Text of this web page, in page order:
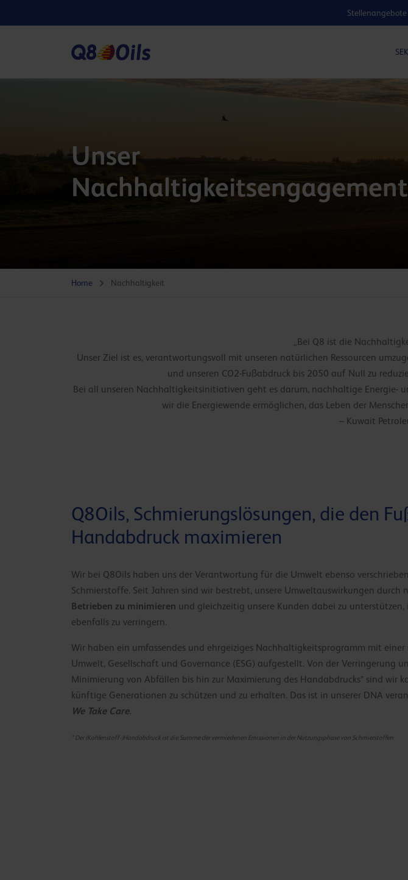
Stellenangebote
Unser
Nachhaltigkeitsengagement
Home Nachhaltigkeit
„Bei Q8 ist die
Unser Ziel ist es, verantwortungsvoll mit unseren natürlichen Ressourcen
und unseren CO2-Fußabdruck bis 2050 auf Null zu
Bei all unseren Nachhaltigkeitsinitiativen geht es darum, nachhaltige Energie-
wir die Energiewende ermöglichen, das Leben der
– Kuwait
Q8Oils, Schmierungslösungen, die den
Handabdruck maximieren
Wir bei Q8Oils haben uns der Verantwortung für die Umwelt ebenso
Schmierstoffe. Seit Jahren sind wir bestrebt, unsere Umweltauswirkungen durch
Betrieben zu minimieren und gleichzeitig unsere Kunden dabei zu
ebenfalls zu verringern.
Wir haben ein umfassendes und ehrgeiziges Nachhaltigkeitsprogramm mit
Umwelt, Gesellschaft und Governance (ESG) aufgestellt. Von der Verringerung
Minimierung von Abfällen bis hin zur Maximierung des Handabdrucks* sind wir
künftige Generationen zu schützen und zu erhalten. Das ist in unserer DNA
We Take Care.
* Der (Kohlenstoff-)Handabdruck ist die Summe der vermiedenen Emissionen in der Nutzungsphase von Schmierstoffen